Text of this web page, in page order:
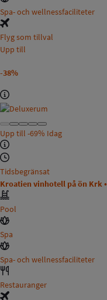
Spa- och wellnessfaciliteter
Flyg som tillval
Upp till
-38%
Upp till -69% Idag
Tidsbegränsat
Kroatien vinhotell på ön Krk •
Pool
Spa
Spa- och wellnessfaciliteter
Restauranger